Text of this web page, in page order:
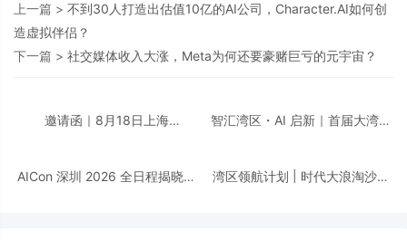
上一篇 > 不到30人打造出估值10亿的AI公司，Character.AI如何创
造虚拟伴侣？
下一篇 > 社交媒体收入大涨，Meta为何还要豪赌巨亏的元宇宙？
邀请函｜8月18日上海
智汇湾区・AI 启新｜首届大湾区
AICon 深圳 2026 全日程揭晓｜
湾区领航计划 | 时代大浪淘沙，